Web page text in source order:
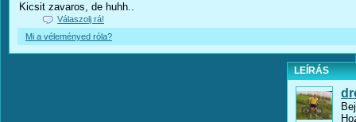
Kicsit zavaros, de huhh..
Válaszolj rá!
Mi a véleményed róla?
LEÍRÁS